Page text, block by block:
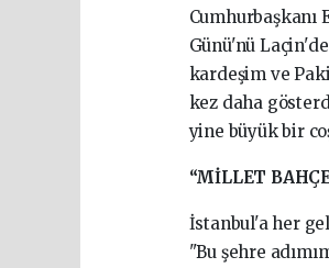
Cumhurbaşkanı
Günü'nü
kardeşim ve
kez daha
yine büyük bir
“MİLLET
İstanbul'a her
"Bu şehre